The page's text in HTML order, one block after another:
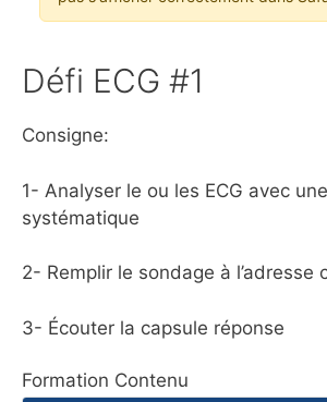
Défi ECG #1
Consigne:
1- Analyser le ou les ECG avec
systématique
2- Remplir le sondage à l’adresse
3- Écouter la capsule réponse
Formation Contenu